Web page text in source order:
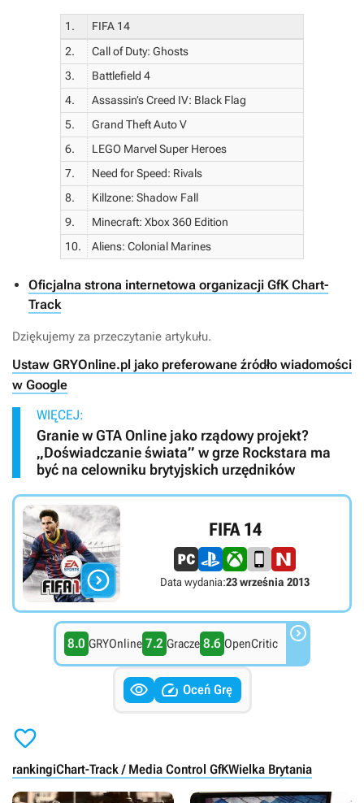
1.
FIFA 14
2.
Call of Duty: Ghosts
3.
Battlefield 4
4.
Assassin’s Creed IV: Black Flag
5.
Grand Theft Auto V
6.
LEGO Marvel Super Heroes
7.
Need for Speed: Rivals
8.
Killzone: Shadow Fall
9.
Minecraft: Xbox 360 Edition
10.
Aliens: Colonial Marines
Oficjalna strona internetowa organizacji GfK Chart-
Track
Dziękujemy za przeczytanie artykułu.
Ustaw GRYOnline.pl jako preferowane źródło wiadomości
w Google
WIĘCEJ:
Granie w GTA Online jako rządowy projekt?
„Doświadczanie świata” w grze Rockstara ma
być na celowniku brytyjskich urzędników

FIFA 14
Data wydania:23 września 2013
8.0 GRYOnline 7.2 Gracze 8.6 OpenCritic 
  Oceń Grę

rankingiChart-Track / Media Control GfKWielka Brytania